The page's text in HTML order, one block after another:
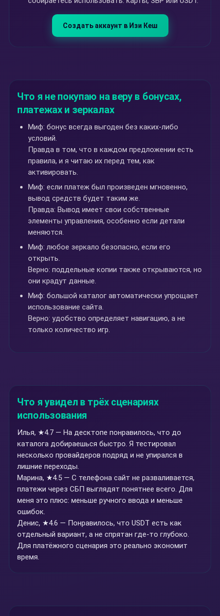
Создать аккаунт в Изи Кеш
Что я не покупаю на веру в бонусах,
платежах и зеркалах
Миф: бонус всегда выгоден без каких-либо
условий.
Правда в том, что в каждом предложении есть
правила, и я читаю их перед тем, как
активировать.
Миф: если платеж был произведен мгновенно,
вывод средств будет таким же.
Правда: Вывод имеет свои собственные
элементы управления, особенно если детали
меняются.
Миф: любое зеркало безопасно, если его
открыть.
Верно: поддельные копии также открываются, но
они крадут данные.
Миф: большой каталог автоматически упрощает
использование сайта.
Верно: удобство определяет навигацию, а не
только количество игр.
Что я увидел в трёх сценариях
использования
Илья, ★4.7 — На десктопе понравилось, что до
каталога добираешься быстро. Я тестировал
несколько провайдеров подряд и не упирался в
лишние переходы.
Марина, ★4.5 — С телефона сайт не разваливается,
платежи через СБП выглядят понятнее всего. Для
меня это плюс: меньше ручного ввода и меньше
ошибок.
Денис, ★4.6 — Понравилось, что USDT есть как
отдельный вариант, а не спрятан где-то глубоко.
Для платёжного сценария это реально экономит
время.